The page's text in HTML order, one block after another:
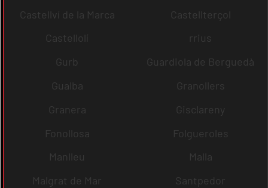
Castellví de la Marca
Castellterçol
Castellolí
rrius
Gurb
Guardiola de Berguedà
Gualba
Granollers
Granera
Gisclareny
Fonollosa
Folgueroles
Manlleu
Malla
Malgrat de Mar
Santpedor